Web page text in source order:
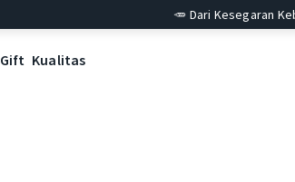
🥕 Dari Kesegaran
Gift Kualitas